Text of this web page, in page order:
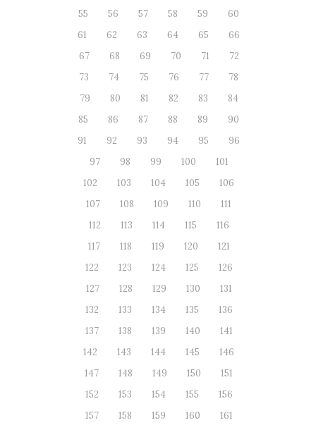
55
56 57 58 59
60
61
62 63 64 65
66
67
68 69 70 71
72
73
74 75 76 77
78
79
80 81 82 83
84
85
86 87 88 89
90
91
92 93 94 95
96
97
98 99 100
101
102
103 104 105
106
107
108 109 110
111
112
113 114 115
116
117
118 119 120
121
122
123 124 125
126
127
128 129 130
131
132
133 134 135
136
137
138 139 140
141
142
143 144 145
146
147
148 149 150
151
152
153 154 155
156
157
158 159 160
161